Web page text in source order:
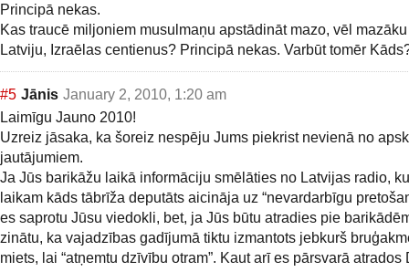
Principā nekas.
Kas traucē miljoniem musulmaņu apstādināt mazo, vēl
Latviju, Izraēlas centienus? Principā nekas. Varbūt tomēr
#5 Jānis January 2, 2010, 1:20 am
Laimīgu Jauno 2010!
Uzreiz jāsaka, ka šoreiz nespēju Jums piekrist nevienā no
jautājumiem.
Ja Jūs barikāžu laikā informāciju smēlāties no Latvijas radio,
laikam kāds tābrīža deputāts aicināja uz “nevardarbīgu
es saprotu Jūsu viedokli, bet, ja Jūs būtu atradies pie
zinātu, ka vajadzības gadījumā tiktu izmantots jebkurš
miets, lai “atņemtu dzīvību otram”. Kaut arī es pārsvarā atrados